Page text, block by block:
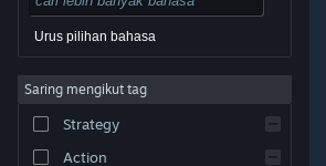
© Valve Corporation. Hak cipta terpelihara. Semua
tanda dagangan ialah hak milik pemilik masing-masing
Perundangan|Accessibility
Steam| Bayaran balik
Urus pilihan bahasa
Saring mengikut tag
Strategy
Action